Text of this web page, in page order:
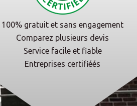
100% gratuit et sans engagement
Comparez plusieurs devis
Service facile et fiable
Entreprises certifiéés